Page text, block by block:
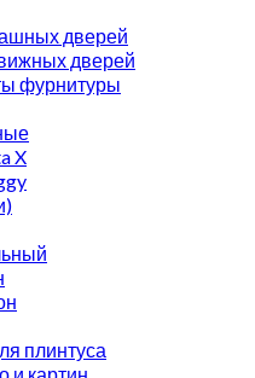
дверей
дверей
фурнитуры
X
плинтуса